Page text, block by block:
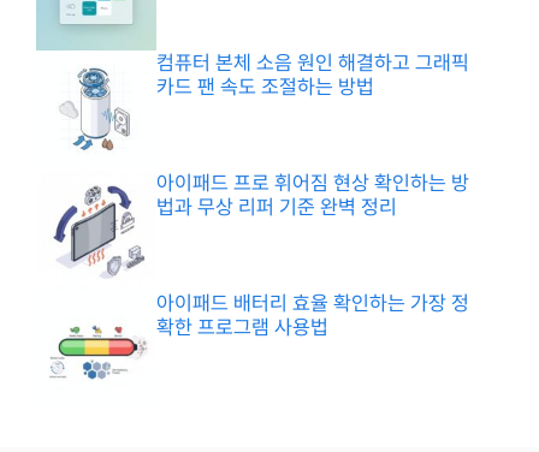
컴퓨터 본체 소음 원인 해결하고 그래픽
카드 팬 속도 조절하는 방법
아이패드 프로 휘어짐 현상 확인하는 방
법과 무상 리퍼 기준 완벽 정리
아이패드 배터리 효율 확인하는 가장 정
확한 프로그램 사용법